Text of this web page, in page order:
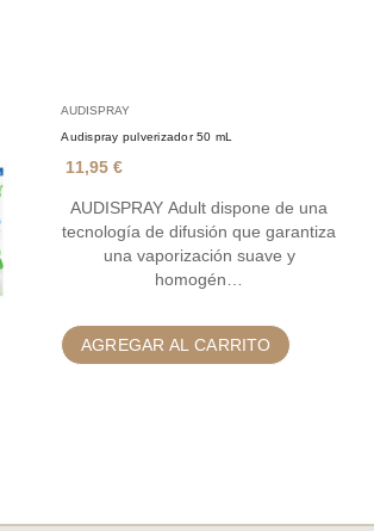
AUDISPRAY
Audispray pulverizador 50 mL
11,95 €
AUDISPRAY Adult dispone de una
tecnología de difusión que garantiza
una vaporización suave y
homogén…
AGREGAR AL CARRITO